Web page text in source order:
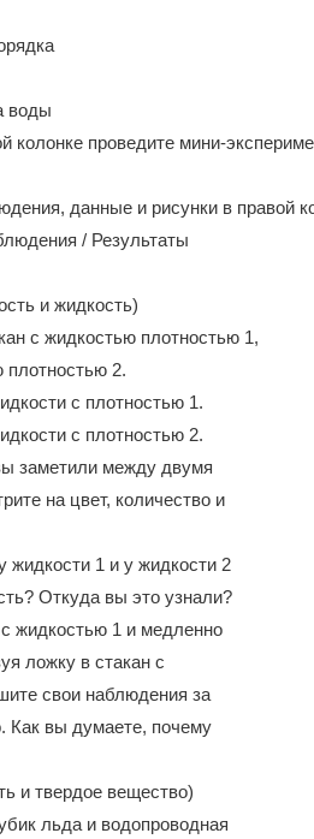
воды
колонке проведите мини-
данные и рисунки в правой
/ Результаты
и жидкость)
с жидкостью плотностью 1,
плотностью 2.
с плотностью 1.
с плотностью 2.
заметили между двумя
на цвет, количество и
жидкости 1 и у жидкости 2
Откуда вы это узнали?
жидкостью 1 и медленно
ложку в стакан с
свои наблюдения за
Как вы думаете, почему
и твердое вещество)
льда и водопроводная